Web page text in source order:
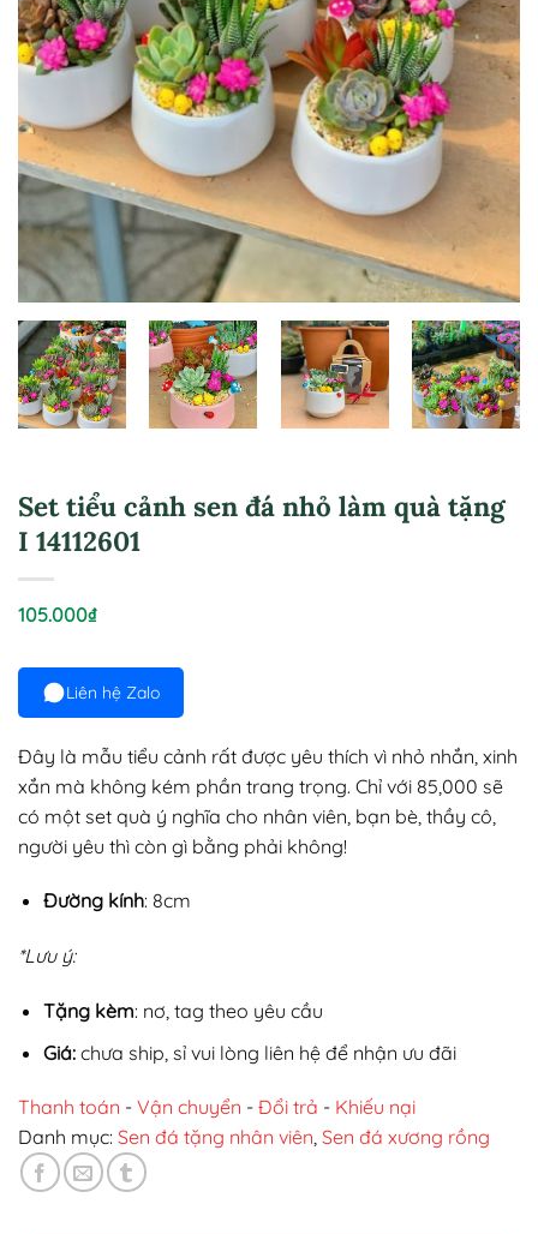
Set tiểu cảnh sen đá nhỏ làm quà tặng
I 14112601
105.000₫
Liên hệ Zalo
Đây là mẫu tiểu cảnh rất được yêu thích vì nhỏ nhắn, xinh
xắn mà không kém phần trang trọng. Chỉ với 85,000 sẽ
có một set quà ý nghĩa cho nhân viên, bạn bè, thầy cô,
người yêu thì còn gì bằng phải không!
Đường kính: 8cm
*Lưu ý:
Tặng kèm: nơ, tag theo yêu cầu
Giá: chưa ship, sỉ vui lòng liên hệ để nhận ưu đãi
Thanh toán - Vận chuyển - Đổi trả - Khiếu nại
Danh mục: Sen đá tặng nhân viên, Sen đá xương rồng